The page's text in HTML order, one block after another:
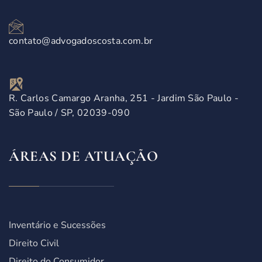
contato@advogadoscosta.com.br
R. Carlos Camargo Aranha, 251 - Jardim São Paulo -
São Paulo / SP, 02039-090
ÁREAS DE ATUAÇÃO
Inventário e Sucessões
Direito Civil